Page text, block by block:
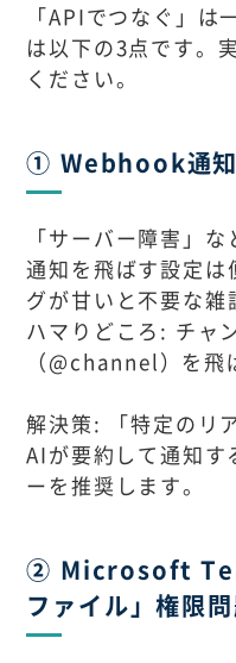
「APIでつなぐ」は
は以下の3点です。
ください。
① Webhook通知
「サーバー障害」
通知を飛ばす設定は
グが甘いと不要な雑
ハマりどころ: チャ
（@channel）を飛
解決策: 「特定のリ
AIが要約して通知す
ーを推奨します。
② Microsoft
ファイル」権限